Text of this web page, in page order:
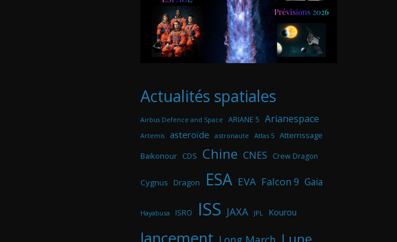
Actualités spatiales
Airbus Defence and Space ARIANE 5 Arianespace
Artemis asteroïde astronaute Atlas 5 Atterrissage
Baikonour CDS Chine CNES Crew Dragon
Cygnus Dragon ESA EVA Falcon 9 Gaia
Hayabusa ISRO ISS JAXA JPL Kourou
lancement